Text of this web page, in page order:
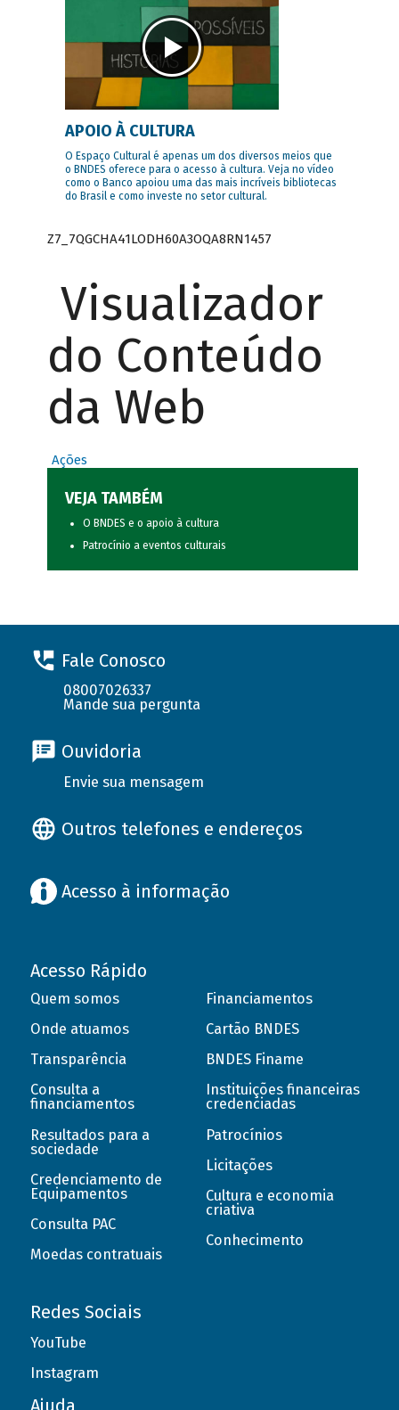
APOIO À CULTURA
O Espaço Cultural é apenas um dos diversos meios que
o BNDES oferece para o acesso à cultura. Veja no vídeo
como o Banco apoiou uma das mais incríveis bibliotecas
do Brasil e como investe no setor cultural.
Z7_7QGCHA41LODH60A3OQA8RN1457
Visualizador
do Conteúdo
da Web
Ações
VEJA TAMBÉM
O BNDES e o apoio à cultura
Patrocínio a eventos culturais
Fale Conosco
08007026337
Mande sua pergunta
Ouvidoria
Envie sua mensagem
Outros telefones e endereços
Acesso à informação
Acesso Rápido
Quem somos
Onde atuamos
Transparência
Consulta a
financiamentos
Resultados para a
sociedade
Credenciamento de
Equipamentos
Consulta PAC
Moedas contratuais
Financiamentos
Cartão BNDES
BNDES Finame
Instituições financeiras
credenciadas
Patrocínios
Licitações
Cultura e economia
criativa
Conhecimento
Redes Sociais
YouTube
Instagram
Ajuda